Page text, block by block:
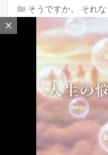
最新レスへ
そうですか。 それ
1630HIT
生きて
Never Ending Story
88レス
5933HIT
close